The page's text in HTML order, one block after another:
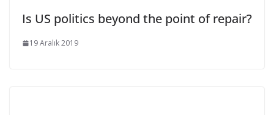
Is US politics beyond the point of repair?
19 Aralık 2019